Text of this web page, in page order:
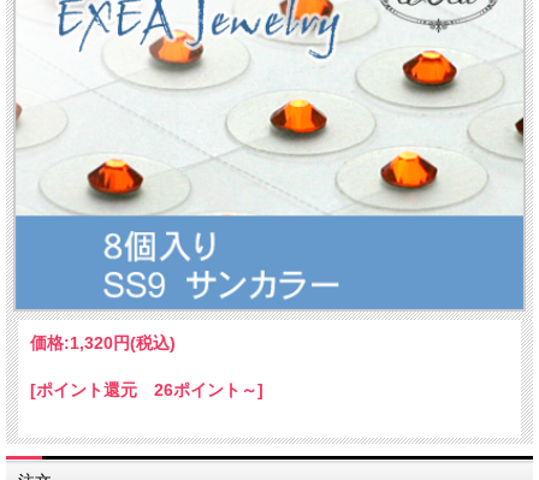
価格:1,320円(税込)
[ポイント還元 26ポイント～]